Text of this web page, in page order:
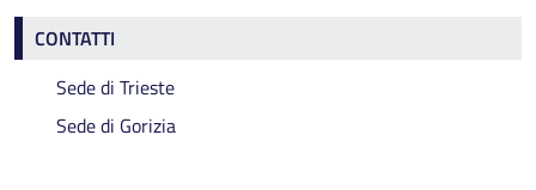
Contatti
CONTATTI
Sede di Trieste
Sede di Gorizia